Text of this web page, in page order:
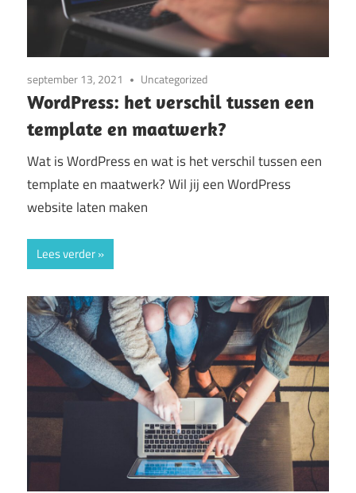
september 13, 2021 Uncategorized
WordPress: het verschil tussen een
template en maatwerk?
Wat is WordPress en wat is het verschil tussen een
template en maatwerk? Wil jij een WordPress
website laten maken
Lees verder